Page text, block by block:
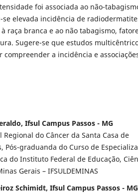
foi associada ao não-
se elevada incidência de
raça branca e ao não tabagismo,
Sugere-se que estudos
compreender a incidência e
Ifsul Campus Passos - MG
do Câncer da Santa Casa de
Pós-graduanda do Curso de
do Instituto Federal de Educação,
Gerais – IFSULDEMINAS
Schimidt, Ifsul Campus Passos - MG